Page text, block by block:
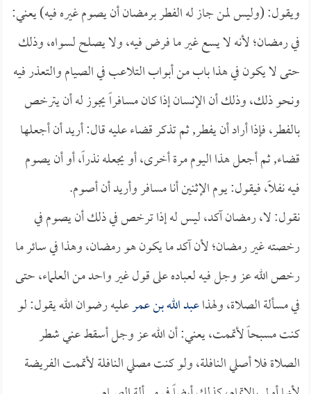
ويقول: (وليس لمن جاز له الفطر برمضان أن يصوم غيره فيه) يعني:
في رمضان؛ لأنه لا يسع غير ما فرض فيه، ولا يصلح لسواه، وذلك
حتى لا يكون في هذا باب من أبواب التلاعب في الصيام والتعذر فيه
ونحو ذلك، وذلك أن الإنسان إذا كان مسافراً يجوز له أن يترخص
بالفطر، فإذا أراد أن يفطر, ثم تذكر قضاء عليه قال: أريد أن أجعلها
قضاء, ثم أجعل هذا اليوم مرة أخرى، أو يجعله نذراً، أو أن يصوم
فيه نفلاً، فيقول: يوم الإثنين أنا مسافر وأريد أن أصوم.
نقول: لا، رمضان آكد، ليس له إذا ترخص في ذلك أن يصوم في
رخصته غير رمضان؛ لأن آكد ما يكون هو رمضان، وهذا في سائر ما
رخص الله عز وجل فيه لعباده على قول غير واحد من العلماء، حتى
في مسألة الصلاة، ولهذاعبد الله بن عمرعليه رضوان الله يقول: لو
كنت مسبحاً لأتممت، يعني: أن الله عز وجل أسقط عني شطر
الصلاة فلا أصلي النافلة، ولو كنت مصلي النافلة لأتممت الفريضة